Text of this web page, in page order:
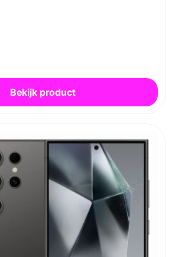
Bekijk product